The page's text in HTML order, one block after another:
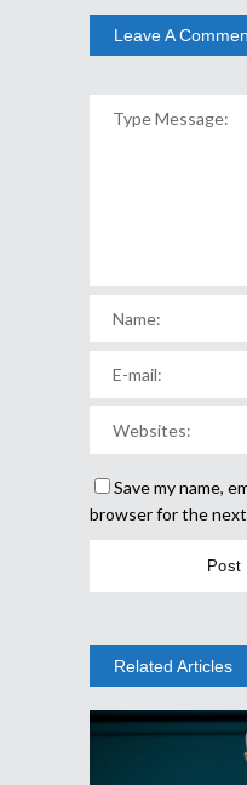
Leave A
Save my name,
browser for the
Related Articles